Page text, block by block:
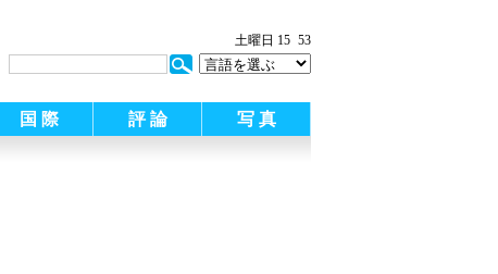
土曜日 15 54
国 際 評 論 写 真